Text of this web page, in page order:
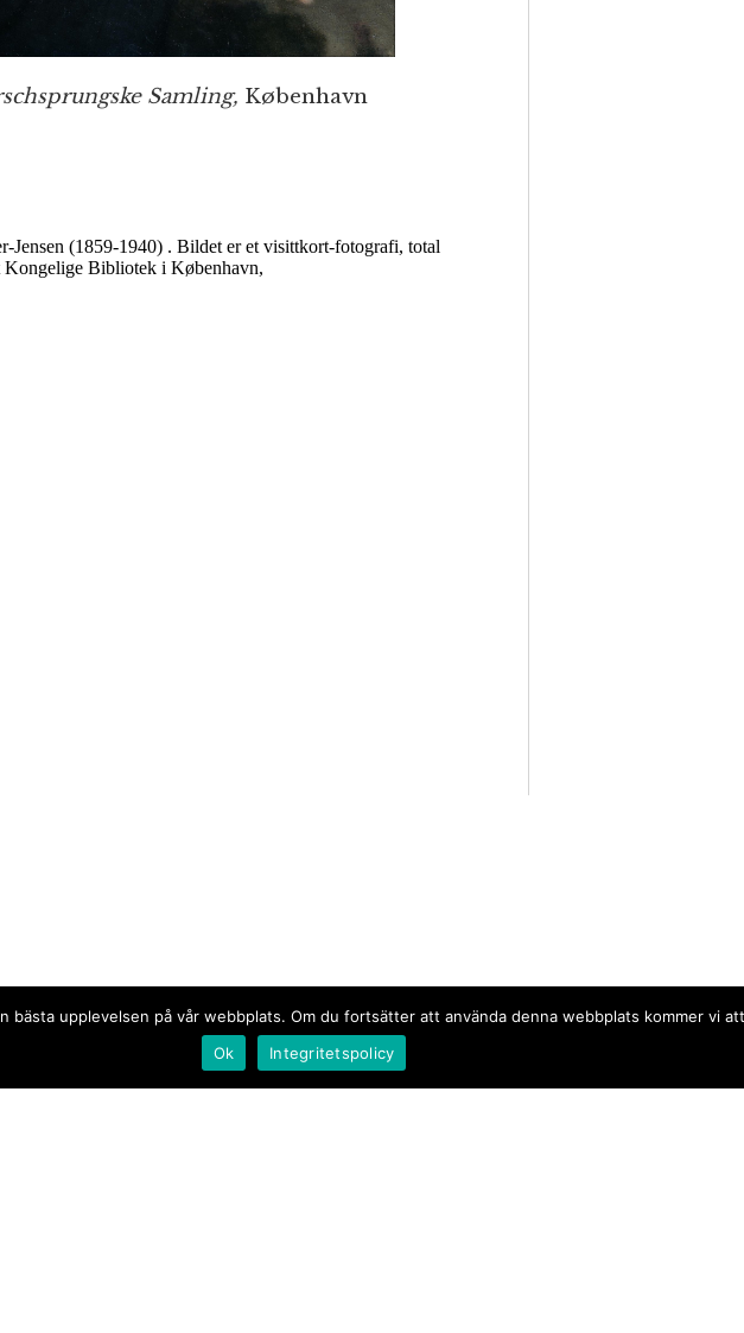
Samling, København
upplevelsen på vår webbplats. Om du fortsätter att använda denna webbplats kommer vi
Ok
Integritetspolicy